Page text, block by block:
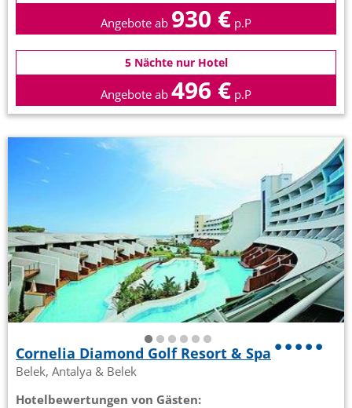
Angebote ab 930 € p.P
5 Nächte nur Hotel
Angebote ab 496 € p.P
Cornelia Diamond Golf Resort & Spa
Belek, Antalya & Belek
Hotelbewertungen von Gästen: